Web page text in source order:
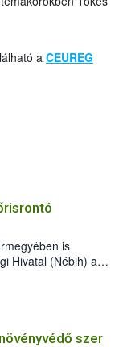
a CEUREG
is
Hivatal (Nébih) a
jelenlétét. A
de már fertőzött
a szlovák
érdekében.
szer